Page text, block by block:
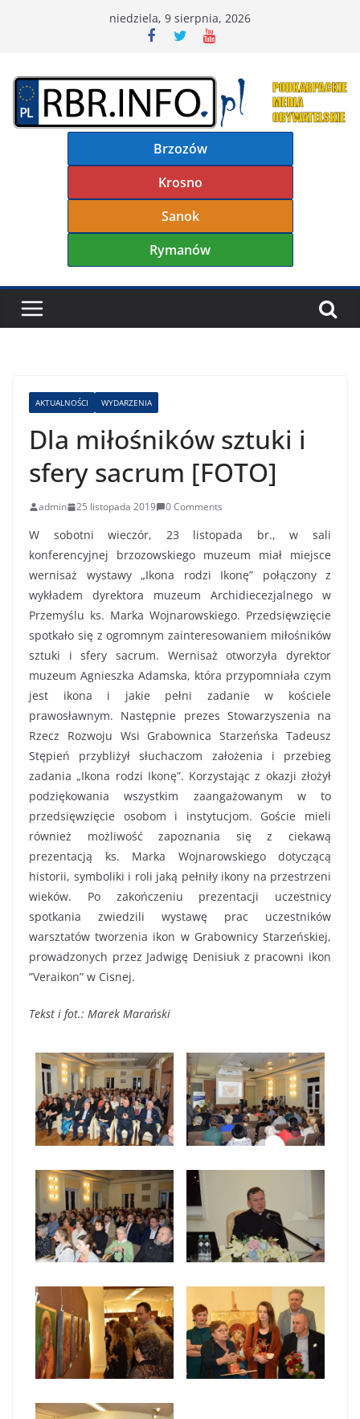
niedziela, 9 sierpnia, 2026
Brzozów
Krosno
Sanok
Rymanów
AKTUALNOŚCI WYDARZENIA
Dla miłośników sztuki i
sfery sacrum [FOTO]
admin 25 listopada 2019 0 Comments
W sobotni wieczór, 23 listopada br., w sali
konferencyjnej brzozowskiego muzeum miał miejsce
wernisaż wystawy „Ikona rodzi Ikonę” połączony z
wykładem dyrektora muzeum Archidiecezjalnego w
Przemyślu ks. Marka Wojnarowskiego. Przedsięwzięcie
spotkało się z ogromnym zainteresowaniem miłośników
sztuki i sfery sacrum. Wernisaż otworzyła dyrektor
muzeum Agnieszka Adamska, która przypomniała czym
jest ikona i jakie pełni zadanie w kościele
prawosławnym. Następnie prezes Stowarzyszenia na
Rzecz Rozwoju Wsi Grabownica Starzeńska Tadeusz
Stępień przybliżył słuchaczom założenia i przebieg
zadania „Ikona rodzi Ikonę”. Korzystając z okazji złożył
podziękowania wszystkim zaangażowanym w to
przedsięwzięcie osobom i instytucjom. Goście mieli
również możliwość zapoznania się z ciekawą
prezentacją ks. Marka Wojnarowskiego dotyczącą
historii, symboliki i roli jaką pełniły ikony na przestrzeni
wieków. Po zakończeniu prezentacji uczestnicy
spotkania zwiedzili wystawę prac uczestników
warsztatów tworzenia ikon w Grabownicy Starzeńskiej,
prowadzonych przez Jadwigę Denisiuk z pracowni ikon
”Veraikon” w Cisnej.
Tekst i fot.: Marek Marański